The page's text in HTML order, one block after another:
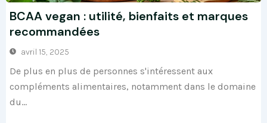
BCAA vegan : utilité, bienfaits et marques
recommandées
avril 15, 2025
De plus en plus de personnes s'intéressent aux
compléments alimentaires, notamment dans le domaine
du...